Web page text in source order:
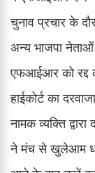
चुनाव प्रचार के
अन्य भाजपा
एफआईआर को रद्द
हाईकोर्ट का
नामक व्यक्ति
ने मंच से खुलेआम